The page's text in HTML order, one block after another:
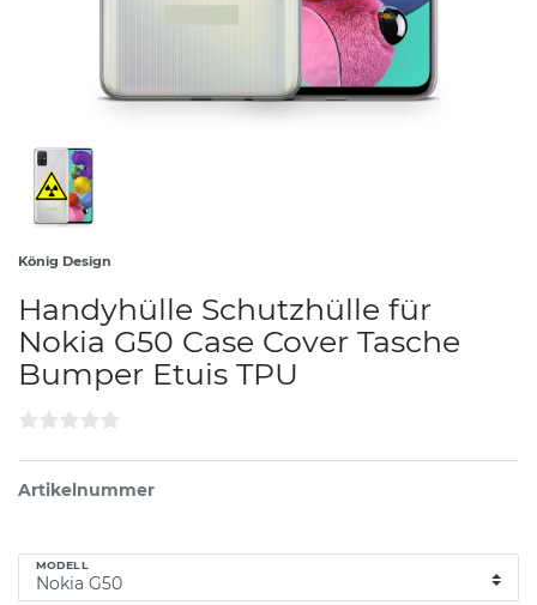
König Design
Handyhülle Schutzhülle für
Nokia G50 Case Cover Tasche
Bumper Etuis TPU
Artikelnummer
MODELL